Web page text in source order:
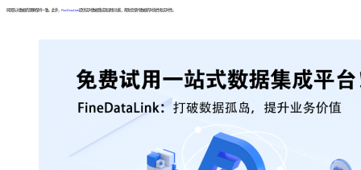
同团队对数据的理解保持一致。此外， FineDataLink提供实时数据集成和更新功能，帮助您保持数据的时效性和实时性。